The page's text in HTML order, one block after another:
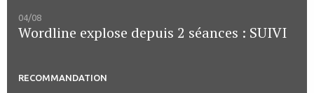
04/08
Wordline explose depuis 2 séances : SUIVI
RECOMMANDATION